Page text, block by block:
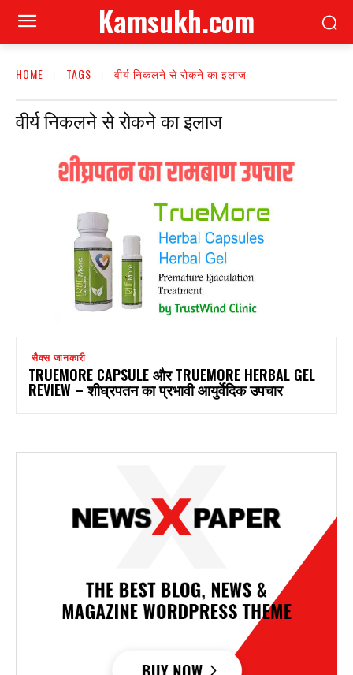
Kamsukh.com
HOME TAGS वीर्य निकलने से रोकने का इलाज
वीर्य निकलने से रोकने का इलाज
सैक्स जानकारी
TRUEMORE CAPSULE और TRUEMORE HERBAL GEL
REVIEW – शीघ्रपतन का प्रभावी आयुर्वेदिक उपचार